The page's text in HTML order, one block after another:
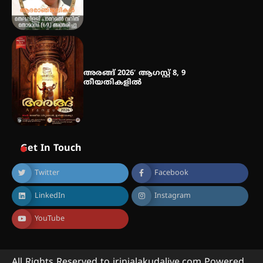
അരങ്ങ് 2026′ ആഗസ്റ്റ് 8, 9
തീയതികളിൽ
Get In Touch
Twitter Facebook
LinkedIn Instagram
YouTube